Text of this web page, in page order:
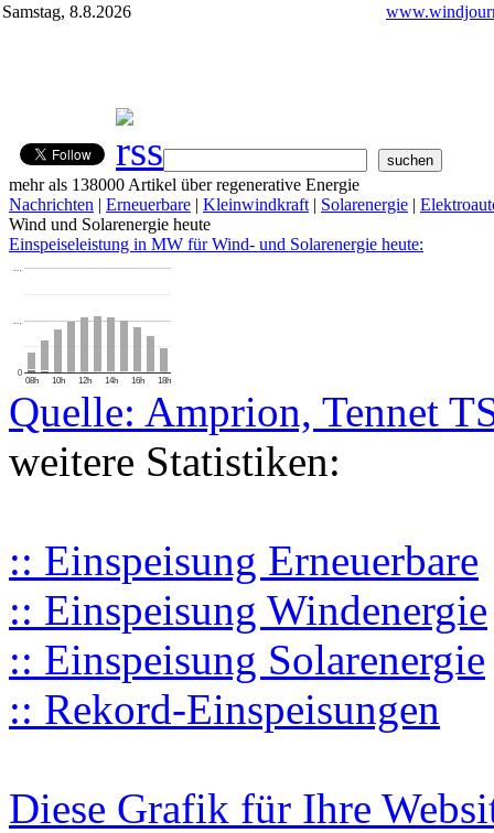
Samstag, 8.8.2026
mehr als 138000 Artikel über regenerative Energie
Nachrichten | Erneuerbare | Kleinwindkraft | Solarenergie |
Wind und Solarenergie heute
Einspeiseleistung in MW für Wind- und Solarenergie heute:
08h 10h 12h 14h 16h 18h
0
…
…
Quelle: Amprion, Tennet
weitere Statistiken:
:: Einspeisung Erneuerbare
:: Einspeisung Windenergie
:: Einspeisung Solarenergie
:: Rekord-Einspeisungen
Diese Grafik für Ihre